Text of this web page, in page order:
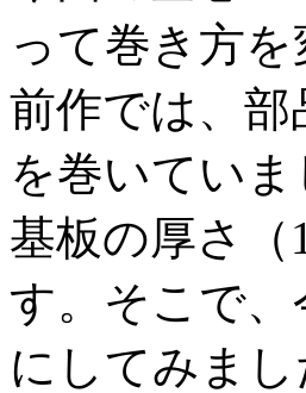
って巻き方
前作では、
を巻いてい
基板の厚さ
す。そこで
にしてみま